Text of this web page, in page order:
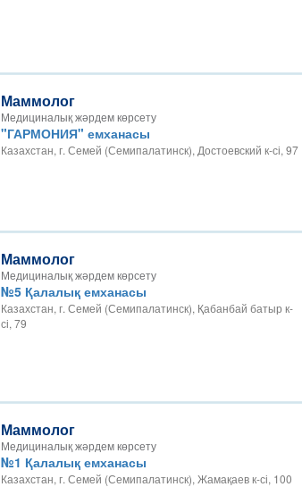
Маммолог
Медициналық жәрдем көрсету
"ГАРМОНИЯ" емханасы
Казахстан, г. Семей (Семипалатинск), Достоевский к-сі, 97
Маммолог
Медициналық жәрдем көрсету
№5 Қалалық емханасы
Казахстан, г. Семей (Семипалатинск), Қабанбай батыр к-
сі, 79
Маммолог
Медициналық жәрдем көрсету
№1 Қалалық емханасы
Казахстан, г. Семей (Семипалатинск), Жамақаев к-сі, 100